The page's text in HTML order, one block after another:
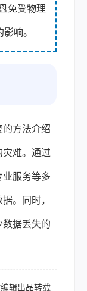
免受物理
响。
的方法介绍
灾难。通过
服务等多
。同时，
数据丢失的
辑出品转载